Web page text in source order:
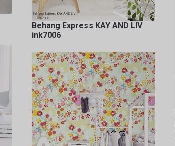
Behang Express KAY AND LIV
ink7006